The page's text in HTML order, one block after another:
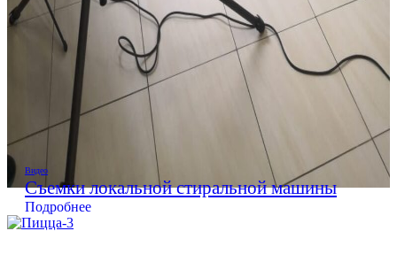
Видео
Съемки локальной стиральной машины
Подробнее